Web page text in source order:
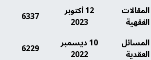
المقالات
الفقهية
12 أكتوبر
2023
6337
المسائل
العقدية
10 ديسمبر
2022
6229